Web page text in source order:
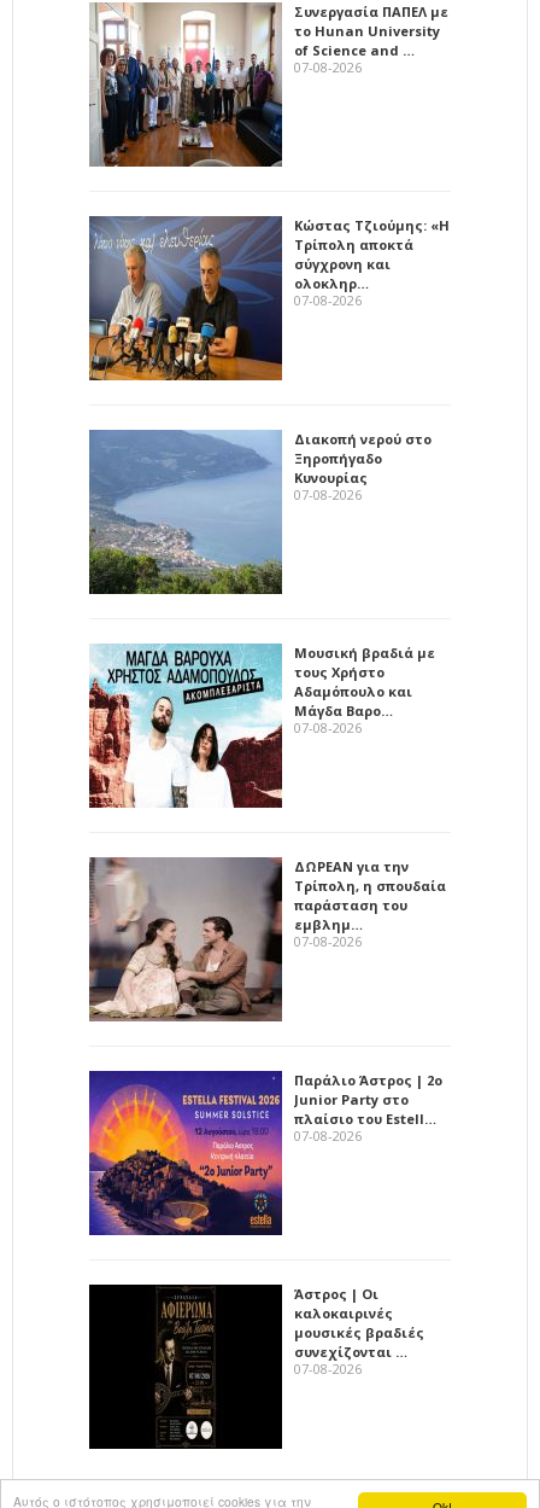
Αυτός ο ιστότοπος χρησιμοποιεί cookies για την
Συνεργασία ΠΑΠΕΛ με
το Hunan University
of Science and …
07-08-2026
Κώστας Τζιούμης: «Η
Τρίπολη αποκτά
σύγχρονη και
ολοκληρ…
07-08-2026
Διακοπή νερού στο
Ξηροπήγαδο
Κυνουρίας
07-08-2026
Μουσική βραδιά με
τους Χρήστο
Αδαμόπουλο και
Μάγδα Βαρο…
07-08-2026
ΔΩΡΕΑΝ για την
Τρίπολη, η σπουδαία
παράσταση του
εμβλημ…
07-08-2026
Παράλιο Άστρος | 2ο
Junior Party στο
πλαίσιο του Estell…
07-08-2026
Άστρος | Οι
καλοκαιρινές
μουσικές βραδιές
συνεχίζονται …
07-08-2026